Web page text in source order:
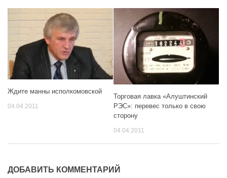
Ждите манны исполкомовской
04.04.2011
Торговая лавка «Алуштинский
РЭС»: перевес только в свою
сторону
04.04.2011
ДОБАВИТЬ КОММЕНТАРИЙ